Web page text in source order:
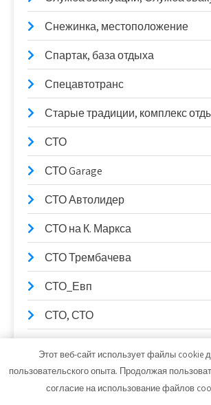
Снежинка, местоположение
Спартак, база отдыха
Спецавтотранс
Старые традиции, комплекс
СТО
СТО Garage
СТО Автолидер
СТО на К. Маркса
СТО Трембачева
СТО_Евп
СТО, СТО
Столица Поморья, гостиница
Этот веб-сайт использует файлы cookie
пользовательского опыта. Продолжая
согласие на использование файлов